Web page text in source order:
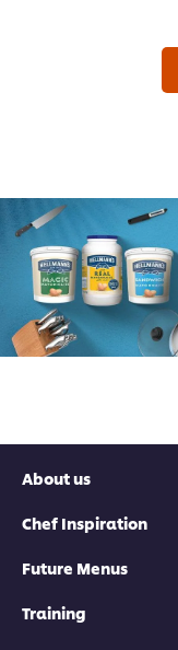
About us
Chef Inspiration
Future Menus
Training